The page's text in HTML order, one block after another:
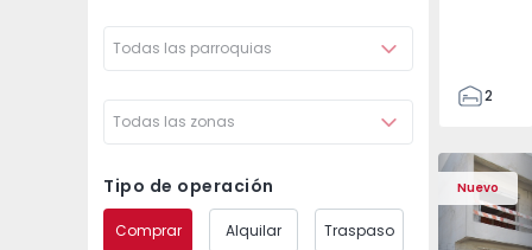
Todas las parroquias
Todas las zonas
Tipo de operación
Comprar Alquilar Traspaso
2
70
82
1
2
Nuevo
Vivienda Pareada
Vivienda